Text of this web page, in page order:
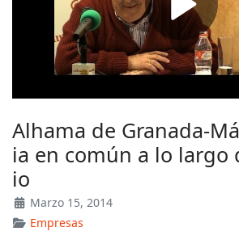
Alhama de Granada-
ia en común a lo largo
io
Marzo 15, 2014
Empresas